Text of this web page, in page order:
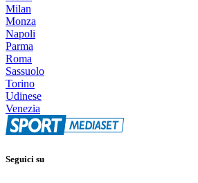
Milan
Monza
Napoli
Parma
Roma
Sassuolo
Torino
Udinese
Venezia
Seguici su